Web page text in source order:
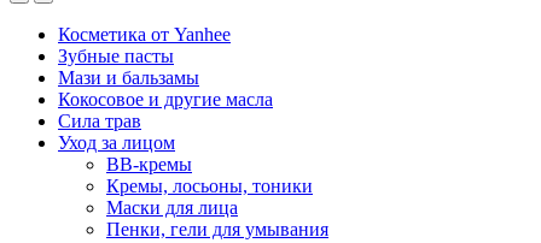
Косметика от Yanhee
Зубные пасты
Мази и бальзамы
Кокосовое и другие масла
Сила трав
Уход за лицом
BB-кремы
Кремы, лосьоны, тоники
Маски для лица
Пенки, гели для умывания